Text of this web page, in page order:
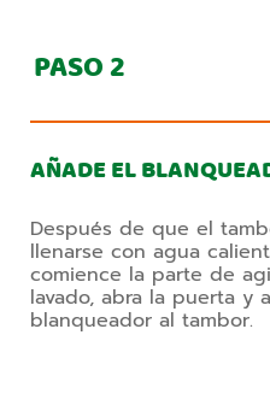
PASO2
AÑADE EL
Después de que el
llenarse con agua
comience la parte de
lavado, abra la puerta y
blanqueador al tambor.